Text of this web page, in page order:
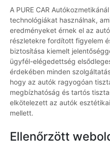
A PURE CAR
technológiákat használnak,
eredményeket érnek el az
részletekre fordított figyelem
biztosítása kiemelt
ügyfél-elégedettség
érdekében minden
hogy az autók ragyogóan
megbízhatóság és tartós
elkötelezett az autók
mellett.
Ellenőrzött